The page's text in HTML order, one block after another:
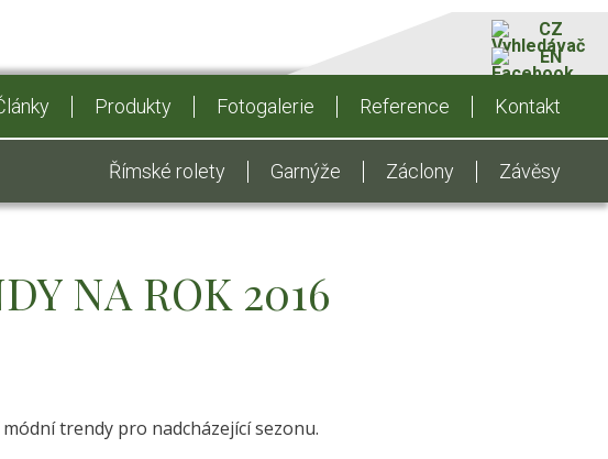
CZ
EN
Produkty Fotogalerie Reference Kontakt
Římské rolety Garnýže Záclony Závěsy
NA ROK 2016
trendy pro nadcházející sezonu.